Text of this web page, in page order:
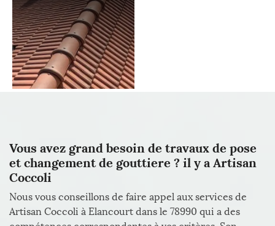
Vous avez grand besoin de travaux de pose
et changement de gouttiere ? il y a Artisan
Coccoli
Nous vous conseillons de faire appel aux services de
Artisan Coccoli à Elancourt dans le 78990 qui a des